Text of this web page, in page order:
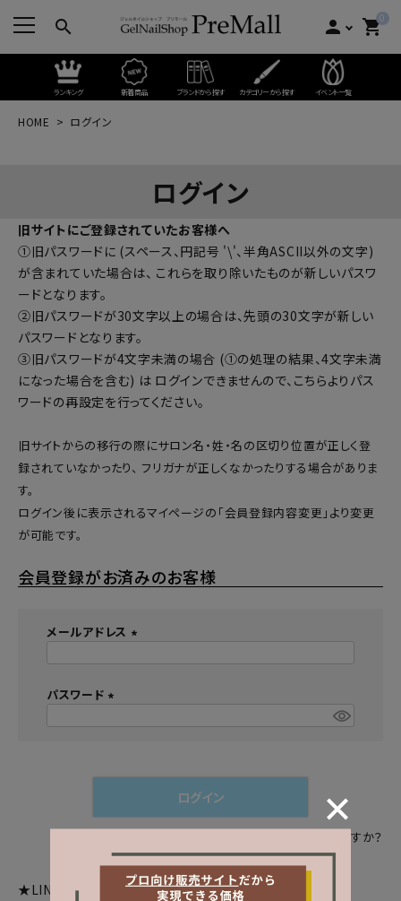
search person 0
shopping_cart
ランキング 新着商品 ブランドから探す カテゴリーから探す イベント一覧
HOME ログイン
ログイン
旧サイトにご登録されていたお客様へ
①旧パスワードに (スペース、円記号 '\'、半角ASCII以外の文字)
が含まれていた場合は、 これらを取り除いたものが新しいパスワ
ードとなります。
②旧パスワードが30文字以上の場合は、先頭の30文字が新しい
パスワードとなります。
③旧パスワードが4文字未満の場合 (①の処理の結果、4文字未満
になった場合を含む) は ログインできませんので、 こちらよりパス
ワードの再設定を行ってください。
旧サイトからの移行の際にサロン名・姓・名の区切り位置が正しく登
録されていなかったり、 フリガナが正しくなかったりする場合がありま
す。
ログイン後に表示されるマイページの「会員登録内容変更」より変更
が可能です。
会員登録がお済みのお客様
メールアドレス
)
パスワード
ログイン
パスワードをお忘れですか？
★LINEログインをご利用のお客様へお知らせ